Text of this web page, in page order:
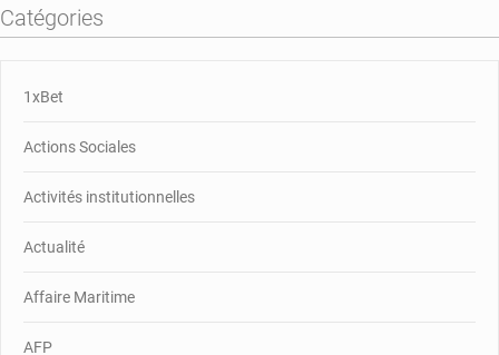
Catégories
1xBet
Actions Sociales
Activités institutionnelles
Actualité
Affaire Maritime
AFP